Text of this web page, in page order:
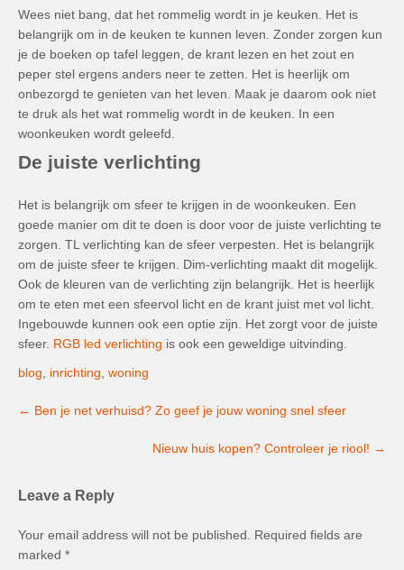
Wees niet bang, dat het rommelig wordt in je keuken. Het is
belangrijk om in de keuken te kunnen leven. Zonder zorgen kun
je de boeken op tafel leggen, de krant lezen en het zout en
peper stel ergens anders neer te zetten. Het is heerlijk om
onbezorgd te genieten van het leven. Maak je daarom ook niet
te druk als het wat rommelig wordt in de keuken. In een
woonkeuken wordt geleefd.
De juiste verlichting
Het is belangrijk om sfeer te krijgen in de woonkeuken. Een
goede manier om dit te doen is door voor de juiste verlichting te
zorgen. TL verlichting kan de sfeer verpesten. Het is belangrijk
om de juiste sfeer te krijgen. Dim-verlichting maakt dit mogelijk.
Ook de kleuren van de verlichting zijn belangrijk. Het is heerlijk
om te eten met een sfeervol licht en de krant juist met vol licht.
Ingebouwde kunnen ook een optie zijn. Het zorgt voor de juiste
sfeer. RGB led verlichting is ook een geweldige uitvinding.
blog
inrichting woning
navigation
← Ben je net verhuisd? Zo geef je jouw woning snel sfeer
Nieuw huis kopen? Controleer je riool! →
Leave a Reply
Your email address will not be published.
Required fields are
marked *